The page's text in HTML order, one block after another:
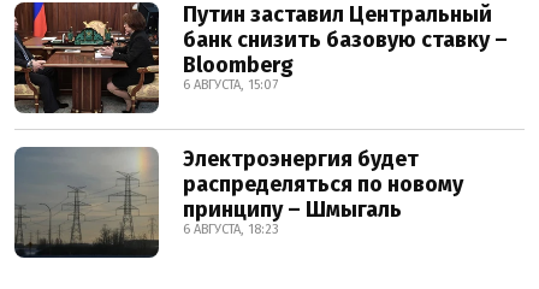
Путин заставил Центральный
банк снизить базовую ставку –
Bloomberg
6 АВГУСТА, 15:07
Электроэнергия будет
распределяться по новому
принципу – Шмыгаль
6 АВГУСТА, 18:23